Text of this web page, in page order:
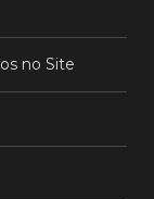
no Site